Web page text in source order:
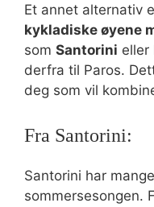
Et annet alternativ
kykladiske øyene
som Santorini eller
derfra til Paros.
deg som vil
Fra Santorini:
Santorini har
sommersesongen.